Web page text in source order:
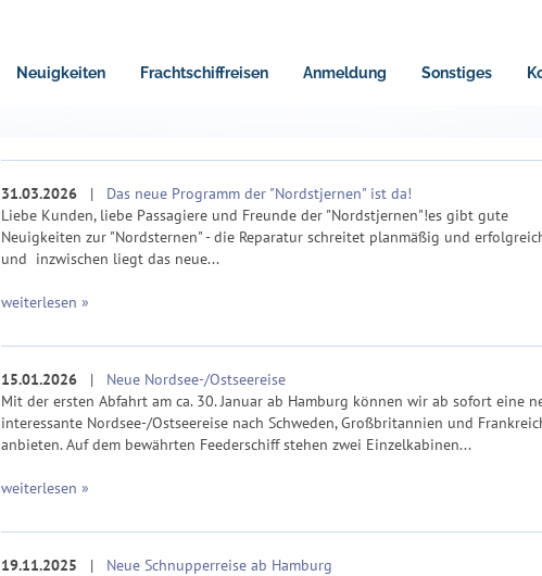
Neuigkeiten Frachtschiffreisen Anmeldung Sonstiges
31.03.2026| Das neue Programm der "Nordstjernen" ist da!
Liebe Kunden, liebe Passagiere und Freunde der "Nordstjernen"!es gibt gute
Neuigkeiten zur "Nordsternen" - die Reparatur schreitet planmäßig und
und inzwischen liegt das neue...
weiterlesen »
15.01.2026| Neue Nordsee-/Ostseereise
Mit der ersten Abfahrt am ca. 30. Januar ab Hamburg können wir ab sofort eine
interessante Nordsee-/Ostseereise nach Schweden, Großbritannien und
anbieten. Auf dem bewährten Feederschiff stehen zwei Einzelkabinen...
weiterlesen »
19.11.2025 | Neue Schnupperreise ab Hamburg